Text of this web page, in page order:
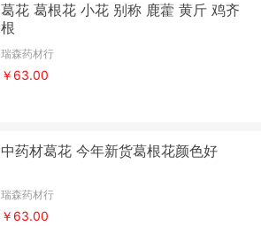
葛花 葛根花 小花 别称 鹿藿 黄斤 鸡齐
根
瑞森药材行
￥63.00
中药材葛花 今年新货葛根花颜色好
瑞森药材行
￥63.00